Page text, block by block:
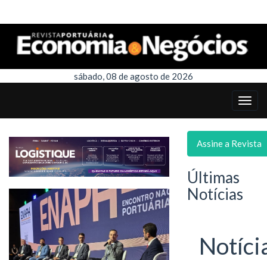
sábado, 08 de agosto de 2026
Assine a Revista
Últimas
Notícias